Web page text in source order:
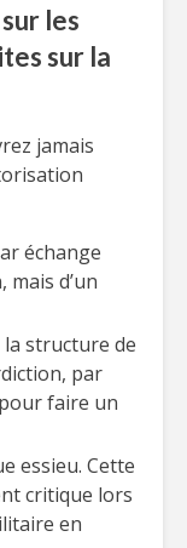
les
sur la
jamais
échange
mais d’un
la structure de
par
faire un
essieu. Cette
critique lors
en